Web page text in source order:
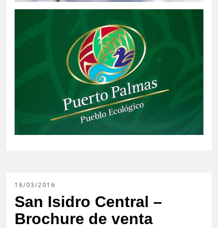
16/03/2016
San Isidro Central –
Brochure de venta